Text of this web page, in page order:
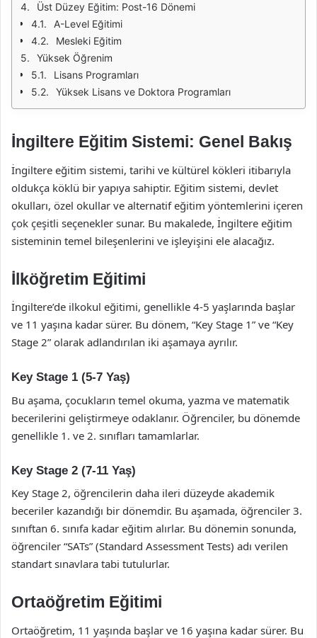
Üst Düzey Eğitim: Post-16 Dönemi
A-Level Eğitimi
Mesleki Eğitim
Yüksek Öğrenim
Lisans Programları
Yüksek Lisans ve Doktora Programları
İngiltere Eğitim Sistemi: Genel Bakış
İngiltere eğitim sistemi, tarihi ve kültürel kökleri itibarıyla
oldukça köklü bir yapıya sahiptir. Eğitim sistemi, devlet
okulları, özel okullar ve alternatif eğitim yöntemlerini içeren
çok çeşitli seçenekler sunar. Bu makalede, İngiltere eğitim
sisteminin temel bileşenlerini ve işleyişini ele alacağız.
İlköğretim Eğitimi
İngiltere’de ilkokul eğitimi, genellikle 4-5 yaşlarında başlar
ve 11 yaşına kadar sürer. Bu dönem, “Key Stage 1” ve “Key
Stage 2” olarak adlandırılan iki aşamaya ayrılır.
Key Stage 1 (5-7 Yaş)
Bu aşama, çocukların temel okuma, yazma ve matematik
becerilerini geliştirmeye odaklanır. Öğrenciler, bu dönemde
genellikle 1. ve 2. sınıfları tamamlarlar.
Key Stage 2 (7-11 Yaş)
Key Stage 2, öğrencilerin daha ileri düzeyde akademik
beceriler kazandığı bir dönemdir. Bu aşamada, öğrenciler 3.
sınıftan 6. sınıfa kadar eğitim alırlar. Bu dönemin sonunda,
öğrenciler “SATs” (Standard Assessment Tests) adı verilen
standart sınavlara tabi tutulurlar.
Ortaöğretim Eğitimi
Ortaöğretim, 11 yaşında başlar ve 16 yaşına kadar sürer. Bu